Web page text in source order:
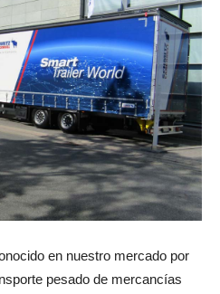
en nuestro mercado por
pesado de mercancías